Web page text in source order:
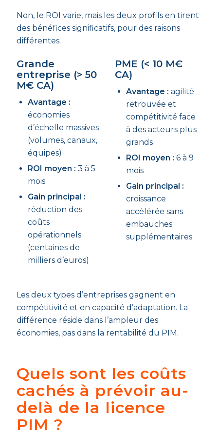
Non, le ROI varie, mais les deux profils en tirent
des bénéfices significatifs, pour des raisons
différentes.
Grande
entreprise (> 50
M€ CA)
Avantage :
économies
d’échelle massives
(volumes, canaux,
équipes)
ROI moyen : 3 à 5
mois
Gain principal :
réduction des
coûts
opérationnels
(centaines de
milliers d’euros)
PME (< 10 M€
CA)
Avantage : agilité
retrouvée et
compétitivité face
à des acteurs plus
grands
ROI moyen : 6 à 9
mois
Gain principal :
croissance
accélérée sans
embauches
supplémentaires
Les deux types d’entreprises gagnent en
compétitivité et en capacité d’adaptation. La
différence réside dans l’ampleur des
économies, pas dans la rentabilité du PIM.
Quels sont les coûts
cachés à prévoir au-
delà de la licence
PIM ?